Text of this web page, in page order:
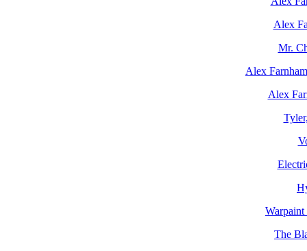
Alex
Mr.
Alex
Alex
The